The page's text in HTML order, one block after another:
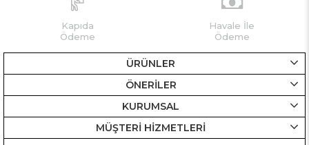
Kapıda
Ödeme
Havale İle
Ödeme
ÜRÜNLER
ÖNERİLER
KURUMSAL
MÜŞTERİ HİZMETLERİ